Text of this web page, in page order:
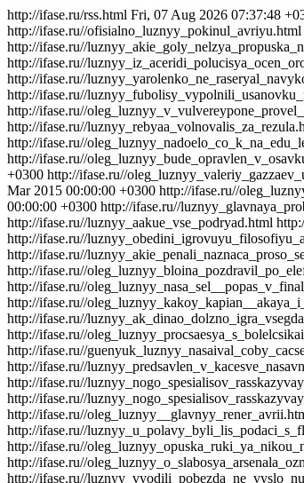
http://ifase.ru/rss.html Fri, 07 Aug 2026 07:37:48
http://ifase.ru//ofisialno_luznyy_pokinul_avriyu.html
http://ifase.ru//
http://ifase.ru//
http://ifase.ru//
http://ifase.ru//
http://ifase.ru//
http://ifase.ru//
http://ifase.ru//
http://ifase.ru//
+0300 http://ifase.ru//
Mar 2015 00:00:00 +0300 http://ifase.ru//
00:00:00 +0300 http://ifase.ru//
http://ifase.ru//luznyy_aakue_vse_podryad.html
http://ifase.ru//
http://ifase.ru//
http://ifase.ru//
http://ifase.ru//
http://ifase.ru//
http://ifase.ru//
http://ifase.ru//
http://ifase.ru//
http://ifase.ru//
http://ifase.ru//
http://ifase.ru//
http://ifase.ru//
http://ifase.ru//
http://ifase.ru//
http://ifase.ru//
http://ifase.ru//